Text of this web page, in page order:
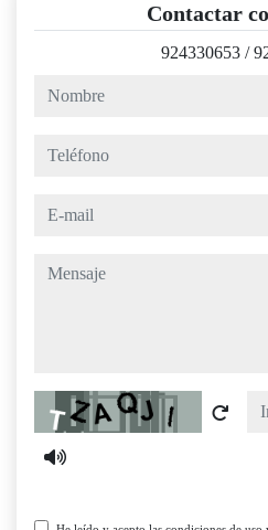
Contactar
924330653 /
nombre
teléfono
e-mail
mensaje
Captcha